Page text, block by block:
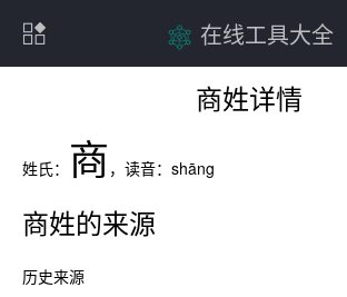
在线工具大全
商姓详情
姓氏： 商 ，读音： shāng
商姓的来源
历史来源